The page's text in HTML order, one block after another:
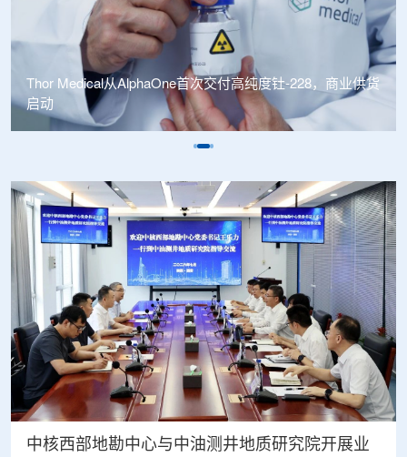
Thor Medical从AlphaOne首次交付高纯度钍-228，商业供货
启动
中核西部地勘中心与中油测井地质研究院开展业